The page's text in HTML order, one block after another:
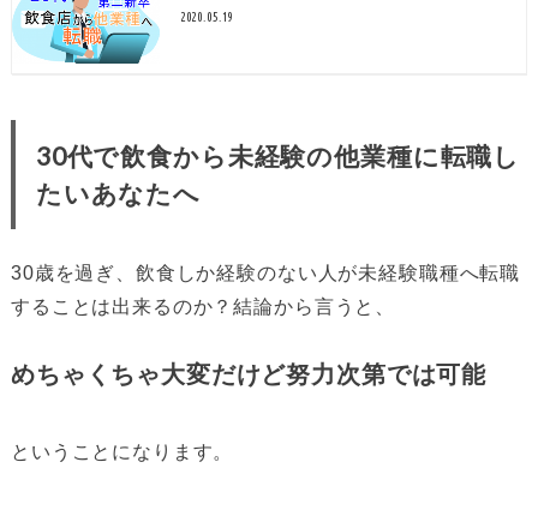
2020.05.19
30代で飲食から未経験の他業種に転職し
たいあなたへ
30歳を過ぎ、飲食しか経験のない人が未経験職種へ転職
することは出来るのか？結論から言うと、
めちゃくちゃ大変だけど努力次第では可能
ということになります。